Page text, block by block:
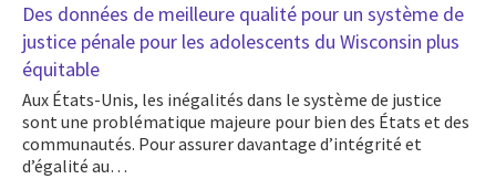
Des données de meilleure qualité pour un système de
justice pénale pour les adolescents du Wisconsin plus
équitable
Aux États-Unis, les inégalités dans le système de justice
sont une problématique majeure pour bien des États et des
communautés. Pour assurer davantage d’intégrité et
d’égalité au…